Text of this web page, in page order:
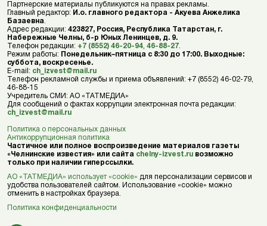
Партнерские материалы публикуются на правах рекламы.
Главный редактор: И.о. главного редактора - Акуева Анжелика
Базаевна
Адрес редакции: 423827, Россия, Республика Татарстан, г.
Набережные Челны, б-р Юных Ленинцев, д. 9.
Телефон редакции: +7 (8552) 46-20-94 46-88-27
Режим работы: Понедельник–пятница с 8:30 до 17:00. Выходные:
суббота, воскресенье.
E-mail: ch_izvest@mail.ru
Телефон рекламной службы и приема объявлений: +7 (8552) 46-02-79,
46-88-15
Учредитель СМИ: АО «ТАТМЕДИА»
Для сообщений о фактах коррупции электронная почта редакции:
ch_izvest@mail.ru
Политика о персональных данных
Антикоррупционная политика
Частичное или полное воспроизведение материалов газеты
«Челнинские известия» или сайта chelny-izvest.ru возможно
только при наличии гиперссылки.
АО «ТАТМЕДИА» использует «cookie» для персонализации сервисов и
удобства пользователей сайтом. Использование «cookie» можно
отменить в настройках браузера.
Политика конфиденциальности